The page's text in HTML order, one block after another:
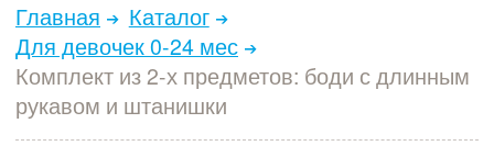
Главная
Каталог
Для девочек 0-24 мес
Комплект из 2-х предметов: боди с длинным
рукавом и штанишки